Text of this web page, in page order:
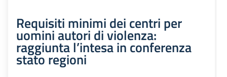
Requisiti minimi dei centri per
uomini autori di violenza:
raggiunta l’intesa in conferenza
stato regioni